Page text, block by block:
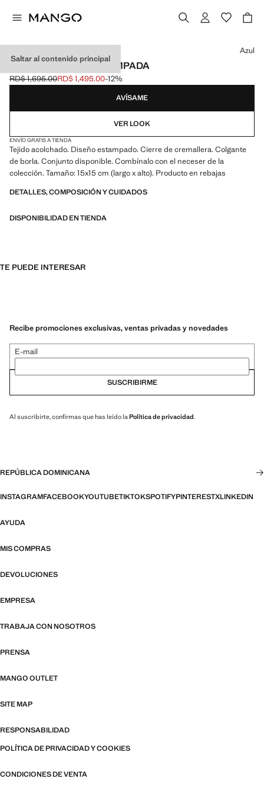
Saltar al contenido principal
FUNDA PORTÁTIL ESTAMPADA
Precio inicial tachado [RD$ 1,695.00 ]
RD$ 1,695.00
Precio actual [RD$ 1,495.00 ]
RD$ 1,495.00-12%
Selecciona un color
Azul
AVÍSAME
VER LOOK
ENVÍO GRATIS A TIENDA
Tejido acolchado. Diseño estampado. Cierre de cremallera. Colgante
de borla. Conjunto disponible. Combínalo con el neceser de la
colección. Tamaño: 15x15 cm (largo x alto). Producto en rebajas
DETALLES, COMPOSICIÓN Y CUIDADOS
DISPONIBILIDAD EN TIENDA
TE PUEDE INTERESAR
Recibe promociones exclusivas, ventas privadas y novedades
E-mail
SUSCRIBIRME
Al suscribirte, confirmas que has leído la Política de privacidad.
REPÚBLICA DOMINICANA
INSTAGRAMFACEBOOKYOUTUBETIKTOKSPOTIFYPINTERESTXLINKEDIN
AYUDA
MIS COMPRAS
DEVOLUCIONES
EMPRESA
TRABAJA CON NOSOTROS
PRENSA
MANGO OUTLET
SITE MAP
RESPONSABILIDAD
POLÍTICA DE PRIVACIDAD Y COOKIES
CONDICIONES DE VENTA